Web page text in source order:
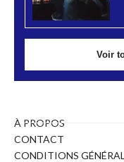
Voir
À PROPOS
CONTACT
CONDITIONS